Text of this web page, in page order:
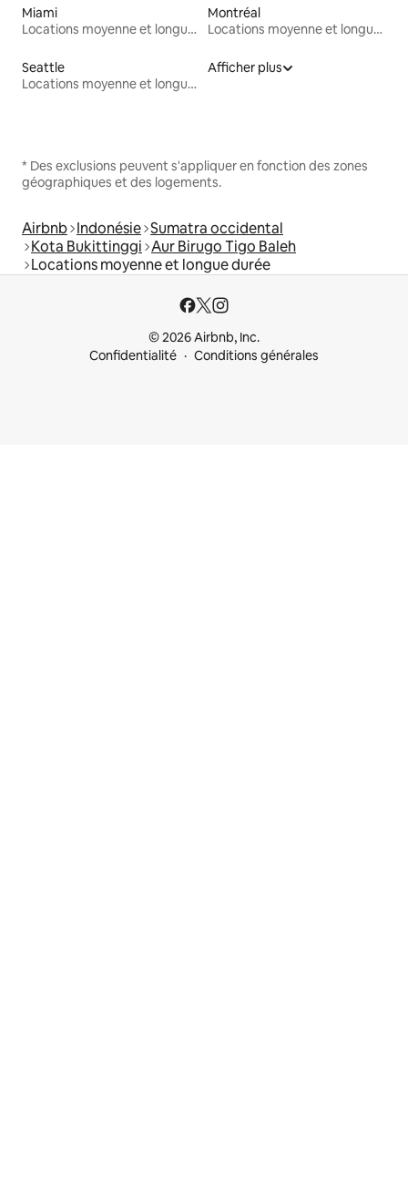
Miami
Locations moyenne et longue durée
Montréal
Locations moyenne et longue durée
Seattle
Locations moyenne et longue durée
Afficher plus
* Des exclusions peuvent s'appliquer en fonction des zones
géographiques et des logements.
Airbnb Indonésie Sumatra occidental
Kota Bukittinggi Aur Birugo Tigo Baleh
Locations moyenne et longue durée
© 2026 Airbnb, Inc.
Confidentialité
Conditions générales